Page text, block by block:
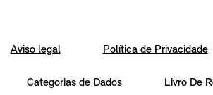
Aviso legal Política de Privacidade
Categorias de Dados Livro De